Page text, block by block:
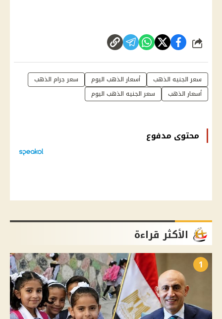
شارك
سعر الجنيه الذهب أسعار الذهب اليوم
سعر جرام الذهب
أسعار الذهب
سعر الجنيه الذهب اليوم
محتوى مدفوع
الأكثر قراءة
1